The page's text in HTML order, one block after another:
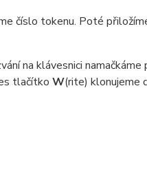
číslo tokenu. Poté
na klávesnici
tlačítko W(rite) klonujeme